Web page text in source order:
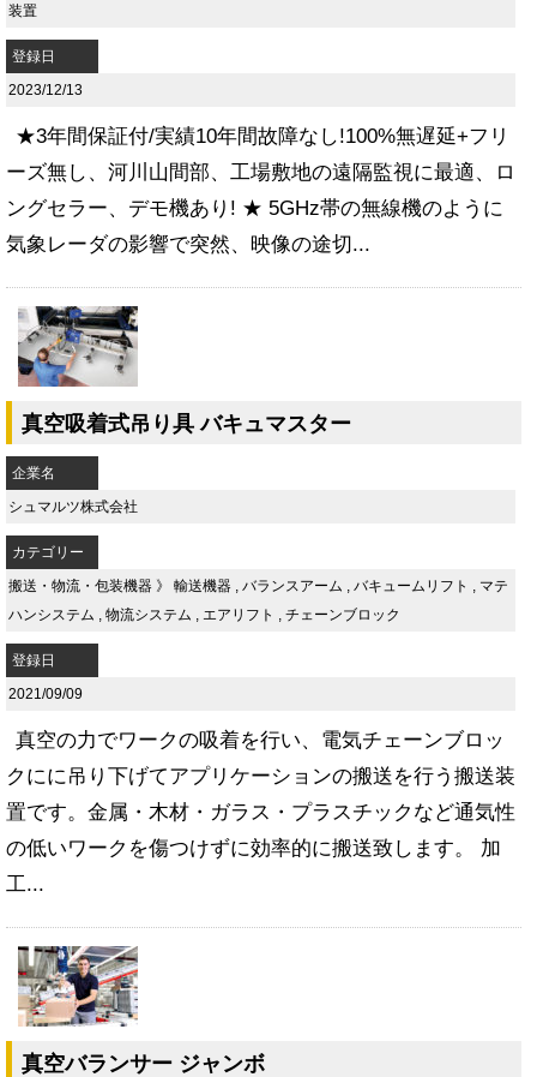
装置
登録日
2023/12/13
★3年間保証付/実績10年間故障なし!100%無遅延+フリ
ーズ無し、河川山間部、工場敷地の遠隔監視に最適、ロ
ングセラー、デモ機あり! ★ 5GHz帯の無線機のように
気象レーダの影響で突然、映像の途切...
真空吸着式吊り具 バキュマスター
企業名
シュマルツ株式会社
カテゴリー
搬送・物流・包装機器 》 輸送機器 バランスアーム バキュームリフト
マテ
ハンシステム
物流システム エアリフト チェーンブロック
登録日
2021/09/09
真空の力でワークの吸着を行い、電気チェーンブロッ
クにに吊り下げてアプリケーションの搬送を行う搬送装
置です。金属・木材・ガラス・プラスチックなど通気性
の低いワークを傷つけずに効率的に搬送致します。 加
工...
真空バランサー ジャンボ